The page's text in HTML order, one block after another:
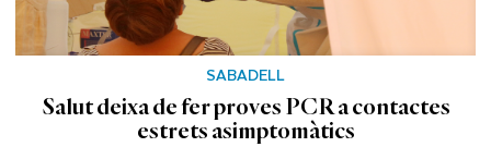
SABADELL
Salut deixa de fer proves PCR a contactes
estrets asimptomàtics